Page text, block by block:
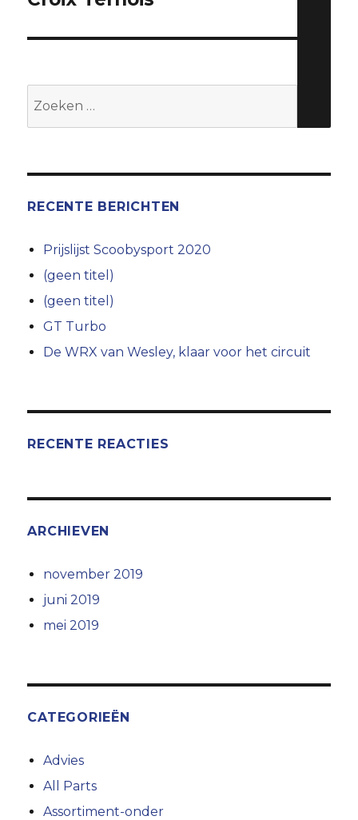
RECENTE BERICHTEN
Prijslijst Scoobysport 2020
(geen titel)
(geen titel)
GT Turbo
De WRX van Wesley, klaar voor het circuit
RECENTE REACTIES
ARCHIEVEN
november 2019
juni 2019
mei 2019
CATEGORIEËN
Advies
All Parts
Assortiment-onder